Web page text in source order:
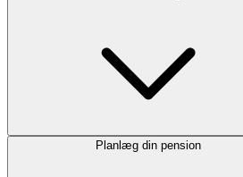
Planlæg din pension